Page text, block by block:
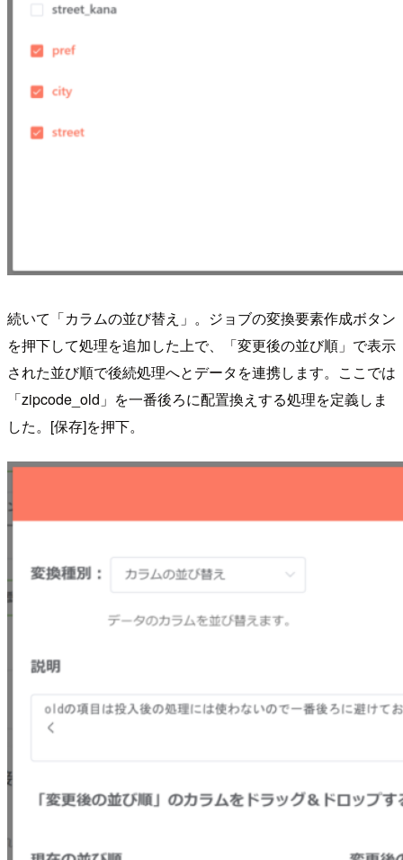
続いて「カラムの並び替え」。ジョブの変換要素作成ボタン
を押下して処理を追加した上で、「変更後の並び順」で表示
された並び順で後続処理へとデータを連携します。ここでは
「zipcode_old」を一番後ろに配置換えする処理を定義しま
した。[保存]を押下。